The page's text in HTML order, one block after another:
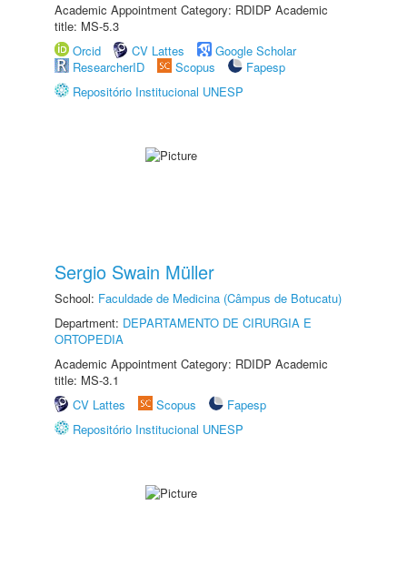
Academic Appointment Category: RDIDP Academic
title: MS-5.3
Orcid
CV Lattes
Google Scholar
ResearcherID
Scopus
Fapesp
Repositório Institucional UNESP
Sergio Swain Müller
School: Faculdade de Medicina (Câmpus de Botucatu)
Department: DEPARTAMENTO DE CIRURGIA E
ORTOPEDIA
Academic Appointment Category: RDIDP Academic
title: MS-3.1
CV Lattes
Scopus
Fapesp
Repositório Institucional UNESP